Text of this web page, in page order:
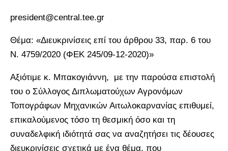
president@central.tee.gr
Θέμα: «Διευκρινίσεις επί του άρθρου 33, παρ. 6 του
Ν. 4759/2020 (ΦΕΚ 245/09-12-2020)»
Αξιότιμε κ. Μπακογιάννη, με την παρούσα επιστολή
του ο Σύλλογος Διπλωματούχων Αγρονόμων
Τοπογράφων Μηχανικών Αιτωλοκαρνανίας επιθυμεί,
επικαλούμενος τόσο τη θεσμική όσο και τη
συναδελφική ιδιότητά σας να αναζητήσει τις δέουσες
διευκρινίσεις σχετικά με ένα θέμα, που